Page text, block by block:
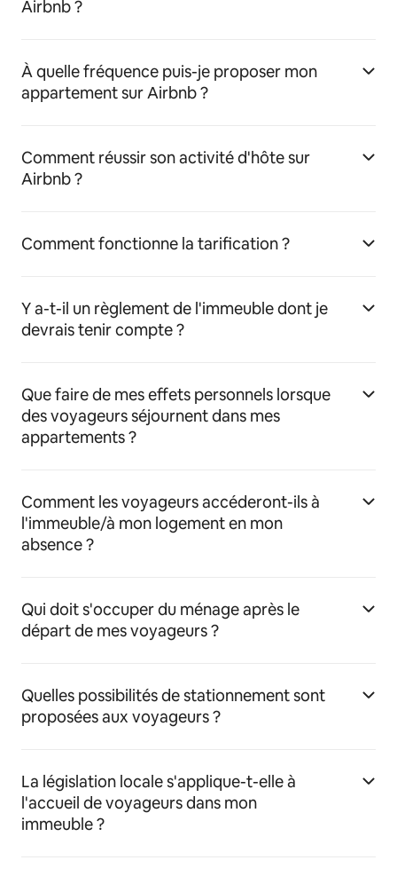
Airbnb ?
À quelle fréquence puis-je proposer mon
appartement sur Airbnb ?
Comment réussir son activité d'hôte sur
Airbnb ?
Comment fonctionne la tarification ?
Y a-t-il un règlement de l'immeuble dont je
devrais tenir compte ?
Que faire de mes effets personnels lorsque
des voyageurs séjournent dans mes
appartements ?
Comment les voyageurs accéderont-ils à
l'immeuble/à mon logement en mon
absence ?
Qui doit s'occuper du ménage après le
départ de mes voyageurs ?
Quelles possibilités de stationnement sont
proposées aux voyageurs ?
La législation locale s'applique-t-elle à
l'accueil de voyageurs dans mon
immeuble ?